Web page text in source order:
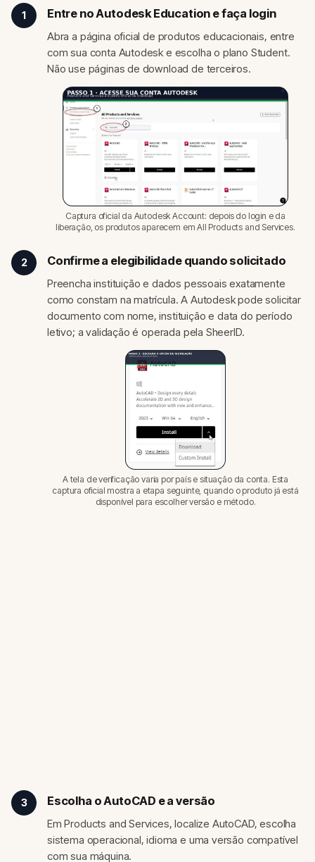
1 Entre no Autodesk Education e faça login
Abra a página oficial de produtos educacionais, entre
com sua conta Autodesk e escolha o plano Student.
Não use páginas de download de terceiros.
Captura oficial da Autodesk Account: depois do login e da
liberação, os produtos aparecem em All Products and Services.
2 Confirme a elegibilidade quando solicitado
Preencha instituição e dados pessoais exatamente
como constam na matrícula. A Autodesk pode solicitar
documento com nome, instituição e data do período
letivo; a validação é operada pela SheerID.
A tela de verificação varia por país e situação da conta. Esta
captura oficial mostra a etapa seguinte, quando o produto já está
disponível para escolher versão e método.
3 Escolha o AutoCAD e a versão
Em Products and Services, localize AutoCAD, escolha
sistema operacional, idioma e uma versão compatível
com sua máquina.